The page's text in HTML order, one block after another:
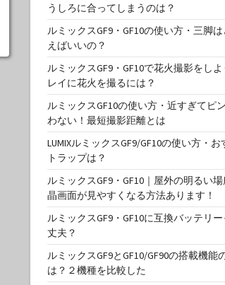
うしろに合ってしまうのは？
ルミックスGF9・GF10の使い方・三脚
えばいいの？
ルミックスGF9・GF10で花火撮影をし
レイに花火を撮るには？
ルミックスGF10の使い方・近すぎてピ
わない！最短撮影距離とは
LUMIXルミックスGF9/GF10の使い方・お
トラップは？
ルミックスGF9・GF10｜屋外の明るい
晶画面が見やすくなる方法あります！
ルミックスGF9・GF10に互換バッテリ
丈夫？
ルミックスGF9とGF10/GF90の搭載機能
は？２機種を比較した